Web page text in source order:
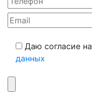
Даю согласие на
данных